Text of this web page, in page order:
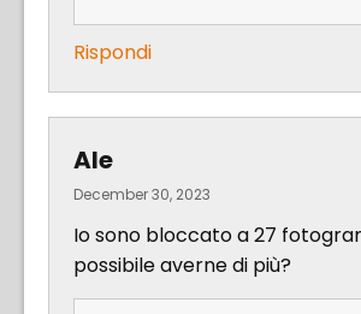
Rispondi
Ale
December 30, 2023
Io sono bloccato a 27
possibile averne di più?